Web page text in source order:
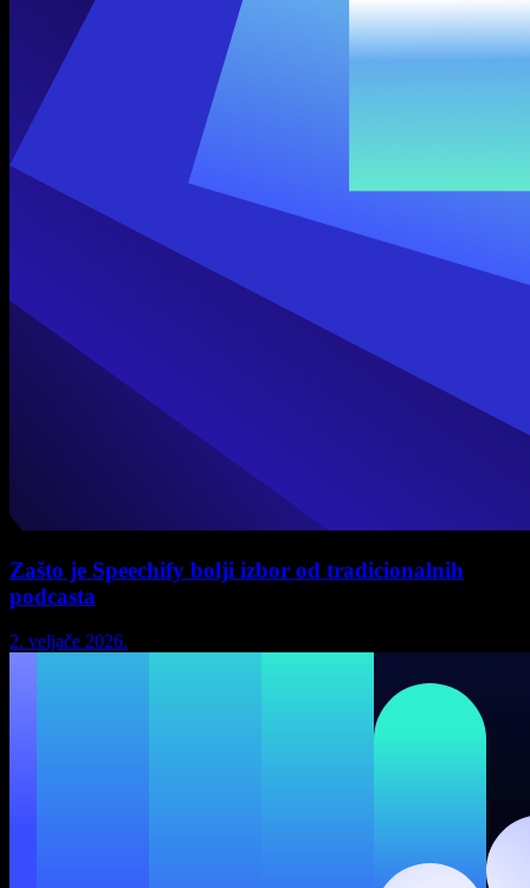
Zašto je Speechify bolji izbor od tradicionalnih
podcasta
2. veljače 2026.